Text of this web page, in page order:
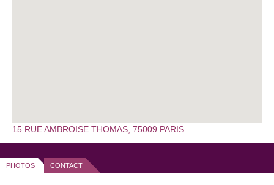
15 RUE AMBROISE THOMAS, 75009 PARIS
PHOTOS CONTACT